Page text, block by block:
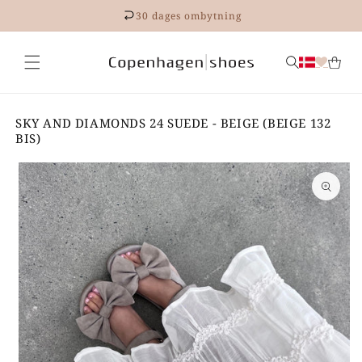
30 dages ombytning
SKY AND DIAMONDS 24 SUEDE - BEIGE (BEIGE 132
BIS)
til